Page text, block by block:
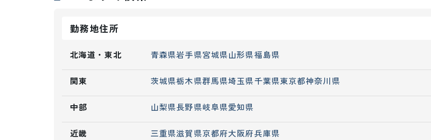
勤務地住所
北海道・東北 青森県岩手県宮城県山形県福島県
関東 茨城県栃木県群馬県埼玉県千葉県東京都神奈川県
中部 山梨県長野県岐阜県愛知県
近畿 三重県滋賀県京都府大阪府兵庫県